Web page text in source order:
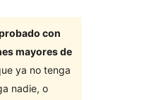
con
mayores de
ya no tenga
nadie, o